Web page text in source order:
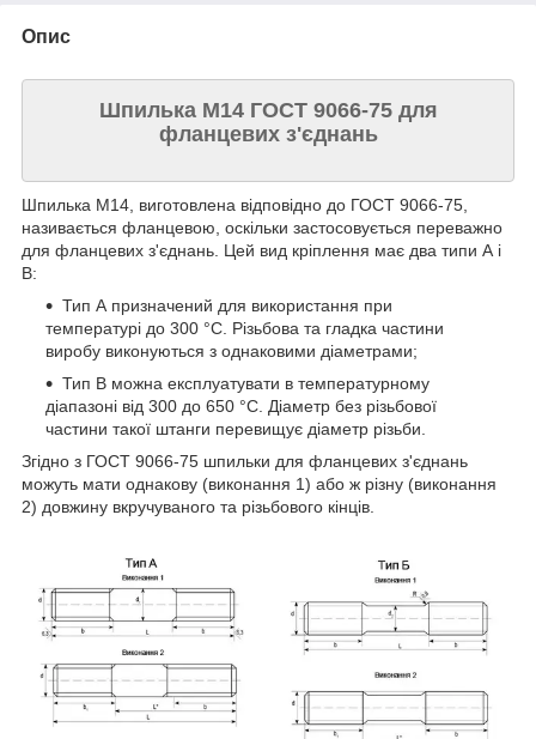
Опис
Шпилька М14 ГОСТ 9066-75 для
фланцевих з'єднань
Шпилька М14, виготовлена відповідно до ГОСТ 9066-75,
називається фланцевою, оскільки застосовується переважно
для фланцевих з'єднань. Цей вид кріплення має два типи А і
В:
Тип А призначений для використання при
температурі до 300 °C. Різьбова та гладка частини
виробу виконуються з однаковими діаметрами;
Тип В можна експлуатувати в температурному
діапазоні від 300 до 650 °C. Діаметр без різьбової
частини такої штанги перевищує діаметр різьби.
Згідно з ГОСТ 9066-75 шпильки для фланцевих з'єднань
можуть мати однакову (виконання 1) або ж різну (виконання
2) довжину вкручуваного та різьбового кінців.